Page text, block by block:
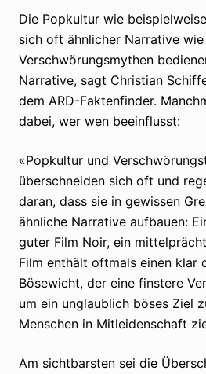
Die Popkultur wie
sich oft ähnlicher Narrative wie
Verschwörungsmythen
Narrative, sagt Christian
dem ARD-Faktenfinder.
dabei, wer wen beeinflusst:
«Popkultur und
überschneiden sich oft und
daran, dass sie in gewissen
ähnliche Narrative aufbauen:
guter Film Noir, ein
Film enthält oftmals einen klar
Bösewicht, der eine finstere
um ein unglaublich böses Ziel
Menschen in Mitleidenschaft
Am sichtbarsten sei die